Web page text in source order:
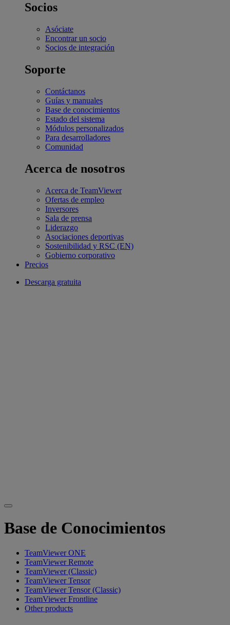
Socios
Asóciate
Encontrar un socio
Socios de integración
Soporte
Contáctanos
Guías y manuales
Base de conocimientos
Estado del sistema
Módulos personalizados
Para desarrolladores
Comunidad
Acerca de nosotros
Acerca de TeamViewer
Ofertas de empleo
Inversores
Sala de prensa
Liderazgo
Asociaciones deportivas
Sostenibilidad y RSC (EN)
Gobierno corporativo
Precios
Descarga gratuita
Base de Conocimientos
TeamViewer ONE
TeamViewer Remote
TeamViewer (Classic)
TeamViewer Tensor
TeamViewer Tensor (Classic)
TeamViewer Frontline
Other products